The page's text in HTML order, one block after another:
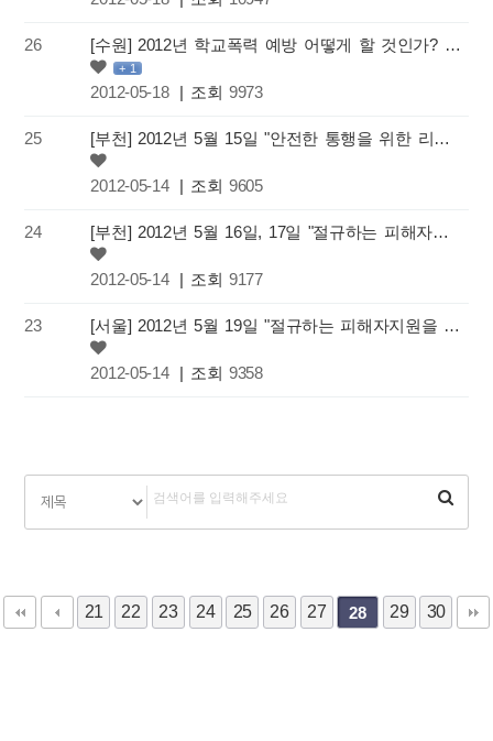
26 [수원] 2012년 학교폭력 예방 어떻게 할 것인가? : 학교폭력 대책 국제학술세미나
+ 1
2012-05-18 | 조회 9973
25 [부천] 2012년 5월 15일 "안전한 통행을 위한 리본길 설치"
2012-05-14 | 조회 9605
24 [부천] 2012년 5월 16일, 17일 "절규하는 피해자지원을 위한 대학생 현장홍보 캠페인"
2012-05-14 | 조회 9177
23 [서울] 2012년 5월 19일 "절규하는 피해자지원을 위한 대학생 현장홍보 캠페인"
2012-05-14 | 조회 9358
21 22 23 24 25 26 27 28 29 30